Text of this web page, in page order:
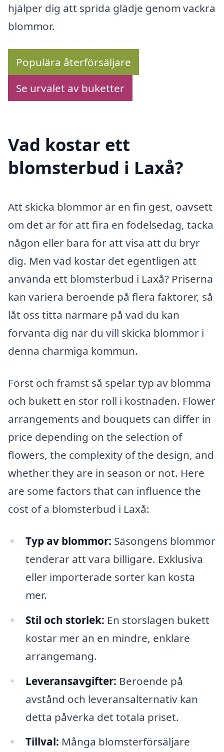
hjälper dig att sprida glädje genom vackra
blommor.
Populära återförsäljare
Se urvalet av buketter
Vad kostar ett
blomsterbud i Laxå?
Att skicka blommor är en fin gest, oavsett
om det är för att fira en födelsedag, tacka
någon eller bara för att visa att du bryr
dig. Men vad kostar det egentligen att
använda ett blomsterbud i Laxå? Priserna
kan variera beroende på flera faktorer, så
låt oss titta närmare på vad du kan
förvänta dig när du vill skicka blommor i
denna charmiga kommun.
Först och främst så spelar typ av blomma
och bukett en stor roll i kostnaden. Flower
arrangements and bouquets can differ in
price depending on the selection of
flowers, the complexity of the design, and
whether they are in season or not. Here
are some factors that can influence the
cost of a blomsterbud i Laxå:
Typ av blommor: Säsongens blommor
tenderar att vara billigare. Exklusiva
eller importerade sorter kan kosta
mer.
Stil och storlek: En storslagen bukett
kostar mer än en mindre, enklare
arrangemang.
Leveransavgifter: Beroende på
avstånd och leveransalternativ kan
detta påverka det totala priset.
Tillval: Många blomsterförsäljare